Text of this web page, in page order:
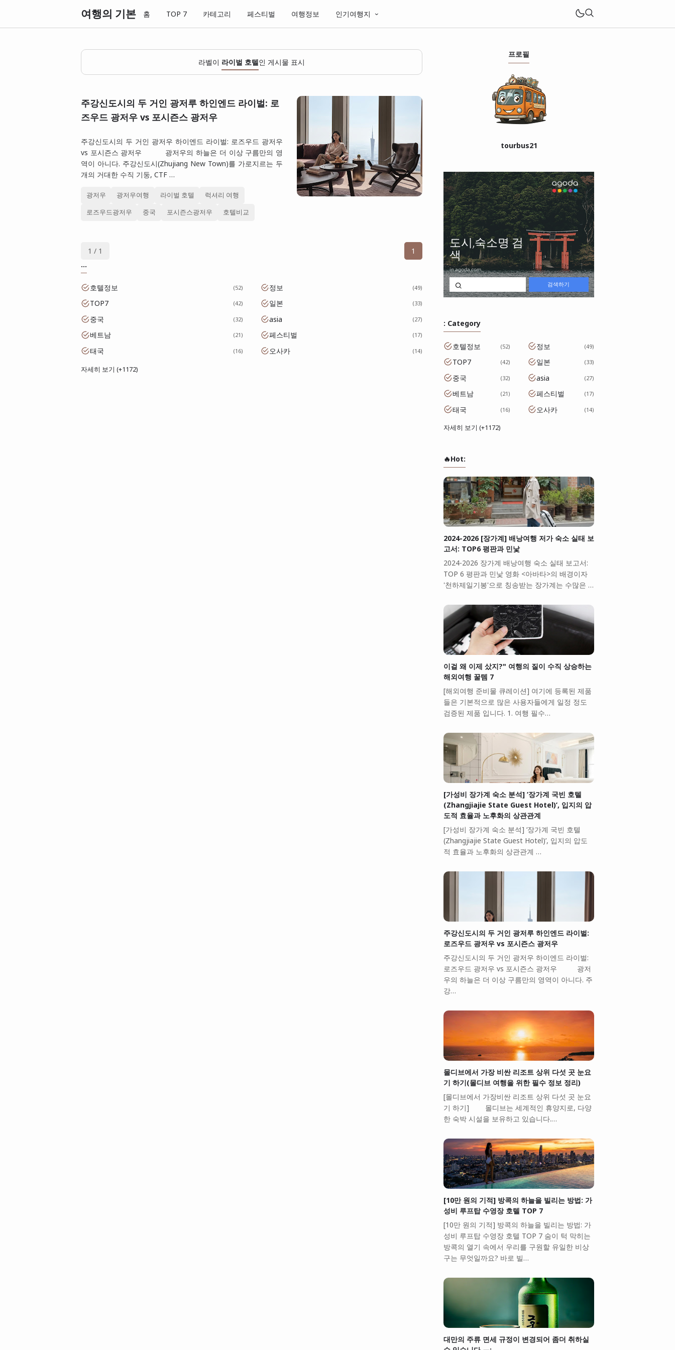
여행의 기본 홈 TOP 7 카테고리 페스티벌 여행정보 인기여행지
라벨이 라이벌 호텔인 게시물 표시
주강신도시의 두 거인 광저루 하인엔드 라이벌: 로
즈우드 광저우 vs 포시즌스 광저우
주강신도시의 두 거인 광저우 하이엔드 라이벌: 로즈우드 광저우
vs 포시즌스 광저우 광저우의 하늘은 더 이상 구름만의 영
역이 아니다. 주강신도시(Zhujiang New Town)를 가로지르는 두
개의 거대한 수직 기둥, CTF …
광저우 광저우여행 라이벌 호텔 럭셔리 여행
로즈우드광저우 중국 포시즌스광저우 호텔비교
1 / 1
1
...
호텔정보 52 정보 49
TOP7 42 일본 33
중국 32 asia 27
베트남 21 페스티벌 17
태국 16 오사카 14
자세히 보기 (+1172)
프로필
tourbus21
: Category
호텔정보 52 정보 49
TOP7 42 일본 33
중국 32 asia 27
베트남 21 페스티벌 17
태국 16 오사카 14
자세히 보기 (+1172)
🔥Hot:
2024-2026 [장가계] 배낭여행 저가 숙소 실태 보
고서: TOP6 평판과 민낯
2024-2026 장가계 배낭여행 숙소 실태 보고서:
TOP 6 평판과 민낯 영화 <아바타>의 배경이자
'천하제일기봉'으로 칭송받는 장가계는 수많은 …
이걸 왜 이제 샀지?" 여행의 질이 수직 상승하는
해외여행 꿀템 7
[해외여행 준비물 큐레이션] 여기에 등록된 제품
들은 기본적으로 많은 사용자들에게 일정 정도
검증된 제품 입니다. 1. 여행 필수…
[가성비 장가계 숙소 분석] ‘장가계 국빈 호텔
(Zhangjiajie State Guest Hotel)’, 입지의 압
도적 효율과 노후화의 상관관계
[가성비 장가계 숙소 분석] ‘장가계 국빈 호텔
(Zhangjiajie State Guest Hotel)’, 입지의 압도
적 효율과 노후화의 상관관계 …
주강신도시의 두 거인 광저루 하인엔드 라이벌:
로즈우드 광저우 vs 포시즌스 광저우
주강신도시의 두 거인 광저우 하이엔드 라이벌:
로즈우드 광저우 vs 포시즌스 광저우 광저
우의 하늘은 더 이상 구름만의 영역이 아니다. 주
강…
몰디브에서 가장 비싼 리조트 상위 다섯 곳 눈요
기 하기(몰디브 여행을 위한 필수 정보 정리)
[몰디브에서 가장비싼 리조트 상위 다섯 곳 눈요
기 하기] 몰디브는 세계적인 휴양지로, 다양
한 숙박 시설을 보유하고 있습니다.…
[10만 원의 기적] 방콕의 하늘을 빌리는 방법: 가
성비 루프탑 수영장 호텔 TOP 7
[10만 원의 기적] 방콕의 하늘을 빌리는 방법: 가
성비 루프탑 수영장 호텔 TOP 7 숨이 턱 막히는
방콕의 열기 속에서 우리를 구원할 유일한 비상
구는 무엇일까요? 바로 빌…
대만의 주류 면세 규정이 변경되어 좀더 취하실